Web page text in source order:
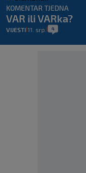
KOMENTAR TJEDNA
VAR ili VARka?
VIJESTI 11. srp. 4